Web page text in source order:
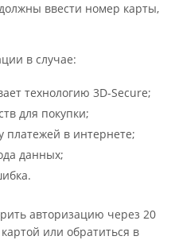
ввести номер карты,
в случае:
технологию 3D-Secure;
для покупки;
платежей в интернете;
данных;
авторизацию через 20
или обратиться в